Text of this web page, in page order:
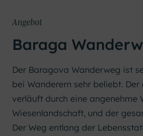
Angebot
Baraga
Der Baragova Wanderweg ist
bei Wanderern sehr beliebt.
verläuft durch eine angenehme
Wiesenlandschaft, und der
Der Weg entlang der